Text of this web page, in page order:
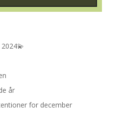
år
for december